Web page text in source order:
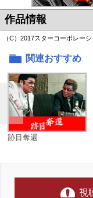
作品情報
（C）2017スターコーポレーシ
関連おすすめ
跡目奪還
視